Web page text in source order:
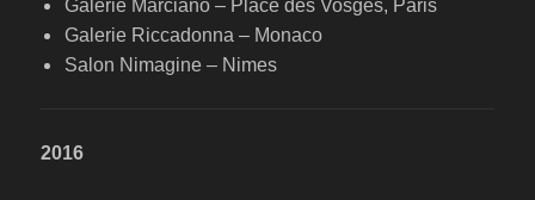
Galerie Marciano – Place des Vosges, Paris
Galerie Riccadonna – Monaco
Salon Nimagine – Nimes
2016